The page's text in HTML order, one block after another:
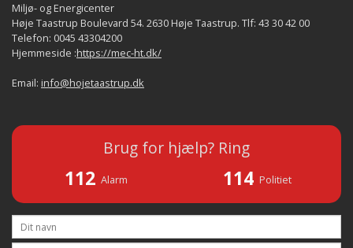
Miljø- og Energicenter
Høje Taastrup Boulevard 54. 2630 Høje Taastrup. Tlf: 43 30 42 00
Telefon: 0045 43304200
Hjemmeside :https://mec-ht.dk/
Email: info@hojetaastrup.dk
Brug for hjælp? Ring
112 Alarm 114 Politiet